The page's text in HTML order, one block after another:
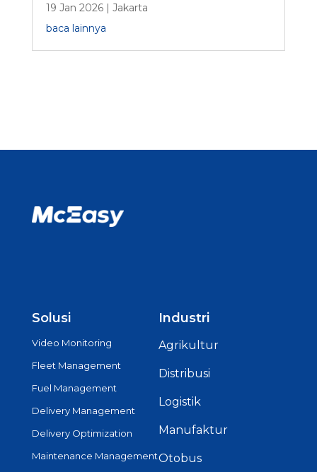
19 Jan 2026| Jakarta
baca lainnya
Solusi
Video Monitoring
Fleet Management
Fuel Management
Delivery Management
Delivery Optimization
Maintenance Management
Industri
Agrikultur
Distribusi
Logistik
Manufaktur
Otobus